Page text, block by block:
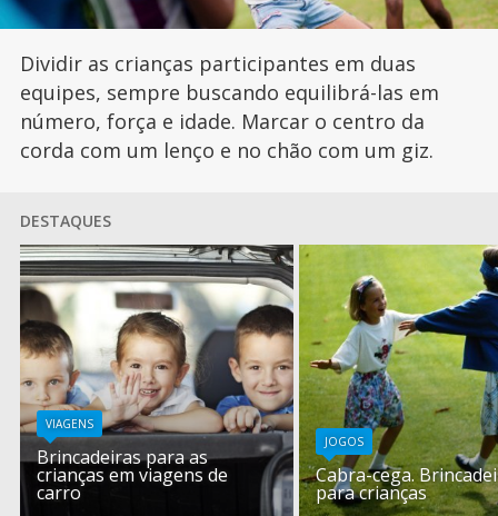
Dividir as crianças participantes em duas
equipes, sempre buscando equilibrá-las em
número, força e idade. Marcar o centro da
corda com um lenço e no chão com um giz.
DESTAQUES
VIAGENS
Brincadeiras para as
crianças em viagens de
carro
JOGOS
Cabra-cega.
para crianças